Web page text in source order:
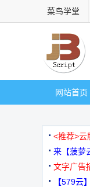
菜鸟学堂
网站首页
<推荐>
来【菠萝
文字广告
【579云